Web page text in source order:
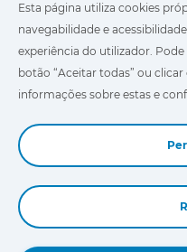
Vídeos
FAQ - Perguntas Frequentes
Esta página usa cookies
navegabilidade e
experiência do usuário.
Esta página utiliza cookies
navegabilidade e
experiência do utilizador.
botão “Aceitar todas” ou
informações sobre estas e